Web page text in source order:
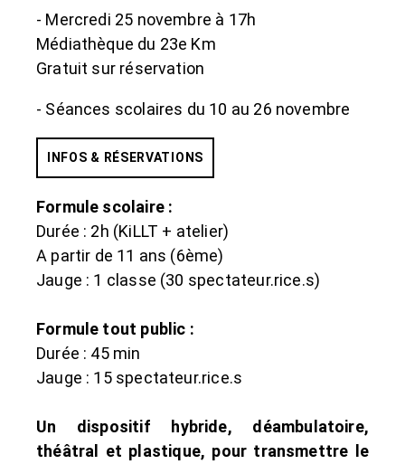
- Mercredi 25 novembre à 17h
Médiathèque du 23e Km
Gratuit sur réservation
- Séances scolaires du 10 au 26 novembre
INFOS & RÉSERVATIONS
Formule scolaire :
Durée : 2h (KiLLT + atelier)
A partir de 11 ans (6ème)
Jauge : 1 classe (30 spectateur.rice.s)
Formule tout public :
Durée : 45 min
Jauge : 15 spectateur.rice.s
Un dispositif hybride, déambulatoire,
théâtral et plastique, pour transmettre le